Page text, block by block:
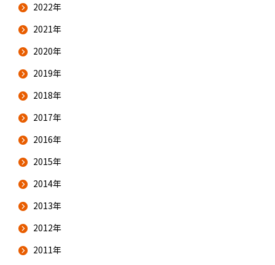
2022年
2021年
2020年
2019年
2018年
2017年
2016年
2015年
2014年
2013年
2012年
2011年